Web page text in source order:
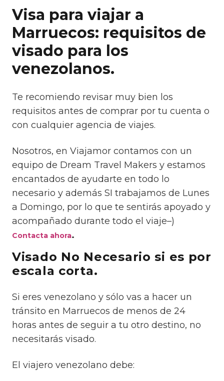
Visa para viajar a
Marruecos: requisitos de
visado para los
venezolanos.
Te recomiendo revisar muy bien los
requisitos antes de comprar por tu cuenta o
con cualquier agencia de viajes.
Nosotros, en Viajamor contamos con un
equipo de Dream Travel Makers y estamos
encantados de ayudarte en todo lo
necesario y además SI trabajamos de Lunes
a Domingo, por lo que te sentirás apoyado y
acompañado durante todo el viaje–)
Contacta ahora.
Visado No Necesario si es por
escala corta.
Si eres venezolano y sólo vas a hacer un
tránsito en Marruecos de menos de 24
horas antes de seguir a tu otro destino, no
necesitarás visado.
El viajero venezolano debe: